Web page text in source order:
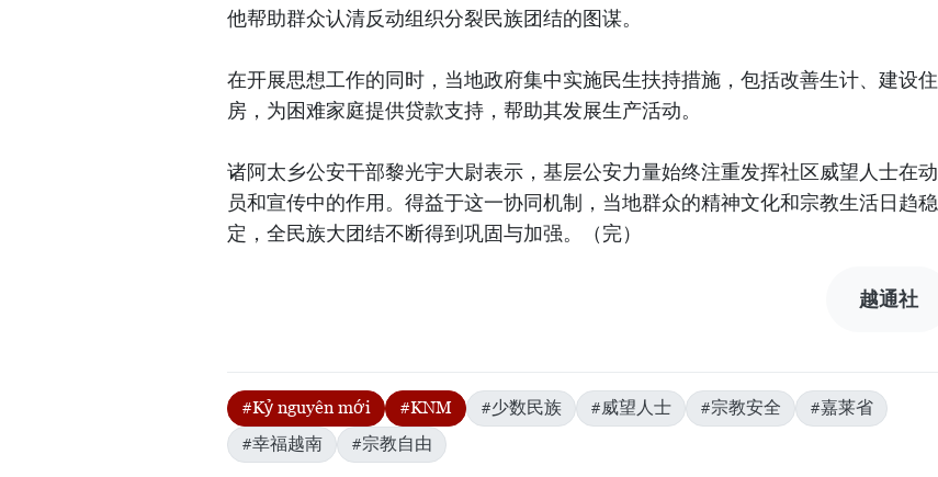
他帮助群众认清反动组织分裂民族团结的图谋。
在开展思想工作的同时，当地政府集中实施民生扶持措施，包括改善生计、建设住
房，为困难家庭提供贷款支持，帮助其发展生产活动。
诸阿太乡公安干部黎光宇大尉表示，基层公安力量始终注重发挥社区威望人士在动
员和宣传中的作用。得益于这一协同机制，当地群众的精神文化和宗教生活日趋稳
定，全民族大团结不断得到巩固与加强。（完）
越通社
#Kỷ nguyên mới #KNM #少数民族 #威望人士 #宗教安全
#嘉莱省
#幸福越南
#宗教自由